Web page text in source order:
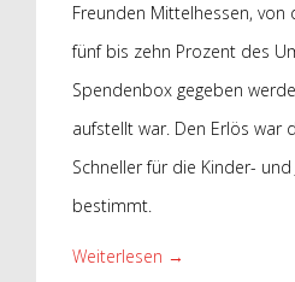
Freunden Mittelhessen, von
fünf bis zehn Prozent des
Spendenbox gegeben
aufstellt war. Den Erlös war
Schneller für die Kinder-
bestimmt.
Weiterlesen →